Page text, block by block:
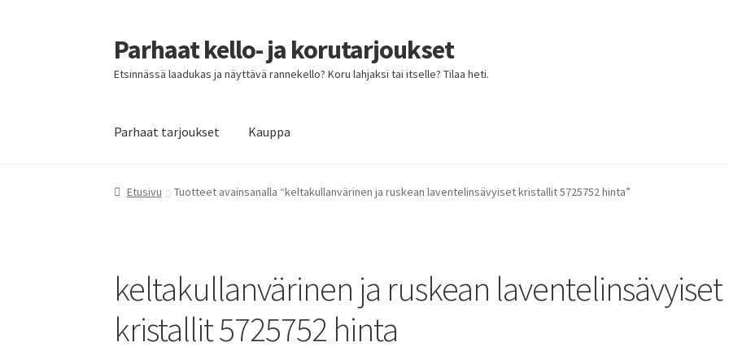
Siirry
navigointiin
Siirry
sisältöön
Parhaat kello- ja korutarjoukset
Etsinnässä laadukas ja näyttävä rannekello? Koru lahjaksi tai itselle? Tilaa heti.
Parhaat tarjoukset Kauppa
Etusivu Parhaat tarjoukset
Etusivu Tuotteet avainsanalla “keltakullanvärinen ja ruskean laventelinsävyiset kristallit 5725752 hinta”
keltakullanvärinen ja ruskean laventelinsävyiset
kristallit 5725752 hinta